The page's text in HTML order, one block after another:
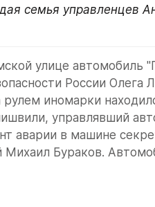
семья управленцев
улице автомобиль
России Олега
иномарки
управлявший
аварии в машине
Михаил Бураков.